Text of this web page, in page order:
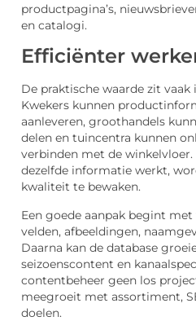
productpagina’s,
en catalogi.
Efficiënter
De praktische waarde zit
Kwekers kunnen
aanleveren, groothandels
delen en tuincentra kunnen
verbinden met de
dezelfde informatie werkt,
kwaliteit te bewaken.
Een goede aanpak begint met
velden, afbeeldingen,
Daarna kan de database
seizoenscontent en
contentbeheer geen los
meegroeit met assortiment,
doelen.